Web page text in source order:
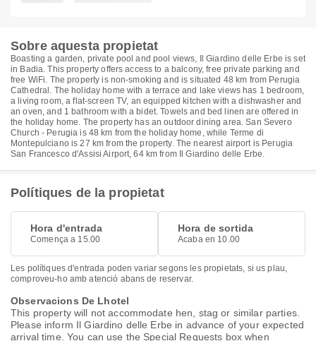
Sobre aquesta propietat
Boasting a garden, private pool and pool views, Il Giardino delle Erbe is set
in Badia. This property offers access to a balcony, free private parking and
free WiFi. The property is non-smoking and is situated 48 km from Perugia
Cathedral. The holiday home with a terrace and lake views has 1 bedroom,
a living room, a flat-screen TV, an equipped kitchen with a dishwasher and
an oven, and 1 bathroom with a bidet. Towels and bed linen are offered in
the holiday home. The property has an outdoor dining area. San Severo
Church - Perugia is 48 km from the holiday home, while Terme di
Montepulciano is 27 km from the property. The nearest airport is Perugia
San Francesco d'Assisi Airport, 64 km from Il Giardino delle Erbe.
Polítiques de la propietat
Hora d'entrada
Comença a 15.00
Hora de sortida
Acaba en 10.00
Les polítiques d'entrada poden variar segons les propietats, si us plau,
comproveu-ho amb atenció abans de reservar.
Observacions De Lhotel
This property will not accommodate hen, stag or similar parties.
Please inform Il Giardino delle Erbe in advance of your expected
arrival time. You can use the Special Requests box when